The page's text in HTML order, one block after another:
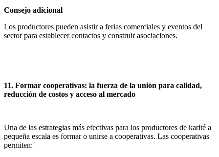
Consejo adicional
Los productores pueden asistir a ferias comerciales y eventos del
sector para establecer contactos y construir asociaciones.
11. Formar cooperativas: la fuerza de la unión para calidad,
reducción de costos y acceso al mercado
Una de las estrategias más efectivas para los productores de karité a
pequeña escala es formar o unirse a cooperativas. Las cooperativas
permiten: